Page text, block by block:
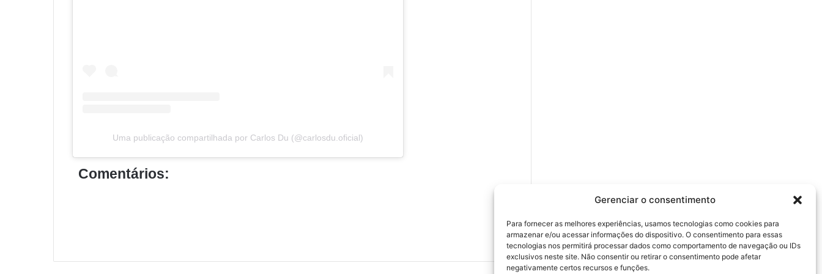
Gerenciar o consentimento
Para fornecer as melhores experiências, usamos tecnologias como cookies para
armazenar e/ou acessar informações do dispositivo. O consentimento para essas
tecnologias nos permitirá processar dados como comportamento de navegação ou IDs
exclusivos neste site. Não consentir ou retirar o consentimento pode afetar
negativamente certos recursos e funções.
Uma publicação compartilhada por Carlos Du (@carlosdu.oficial)
Comentários: